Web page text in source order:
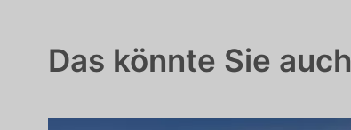
Das könnte Sie